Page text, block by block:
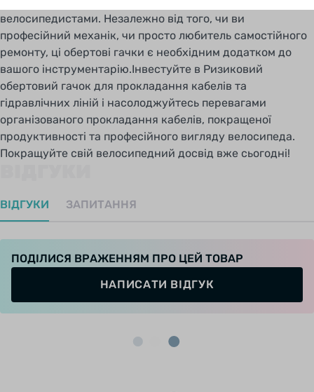
велосипедистами. Незалежно від того, чи ви
професійний механік, чи просто любитель самостійного
ремонту, ці обертові гачки є необхідним додатком до
вашого інструментарію.Інвестуйте в Ризиковий
обертовий гачок для прокладання кабелів та
гідравлічних ліній і насолоджуйтесь перевагами
організованого прокладання кабелів, покращеної
продуктивності та професійного вигляду велосипеда.
Покращуйте свій велосипедний досвід вже сьогодні!
ВІДГУКИ ЗАПИТАННЯ
ПОДІЛИСЯ ВРАЖЕННЯМ ПРО ЦЕЙ ТОВАР
НАПИСАТИ ВІДГУК